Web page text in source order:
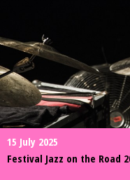
15 July 2025
Festival Jazz on the Road